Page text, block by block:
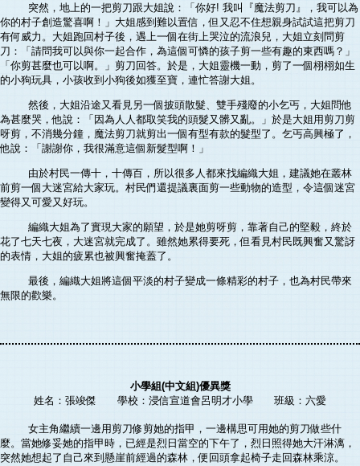
突然，地上的一把剪刀跟大姐說：「你好! 我叫『魔法剪刀』，我可以為
你的村子創造驚喜啊！」大姐感到難以置信，但又忍不住想親身試試這把剪刀
有何威力。大姐跑回村子後，遇上一個在街上哭泣的流浪兒，大姐立刻問剪
刀：「請問我可以與你一起合作，為這個可憐的孩子剪一些有趣的東西嗎？」
「你剪甚麼也可以啊。」剪刀回答。於是，大姐靈機一動，剪了一個栩栩如生
的小狗玩具，小孩收到小狗後如獲至寶，連忙答謝大姐。
然後，大姐沿途又看見另一個披頭散髮、雙手殘廢的小乞丐，大姐問他
為甚麼哭，他說：「因為人人都取笑我的頭髮又髒又亂。」於是大姐用剪刀剪
呀剪，不消幾分鐘，魔法剪刀就剪出一個有型有款的髮型了。乞丐高興極了，
他說：「謝謝你，我很滿意這個新髮型啊！」
由於村民一傳十，十傳百，所以很多人都來找編織大姐，建議她在叢林
前剪一個大迷宮給大家玩。村民們還提議裏面剪一些動物的造型，令這個迷宮
變得又可愛又好玩。
編織大姐為了實現大家的願望，於是她剪呀剪，靠著自己的堅毅，終於
花了七天七夜，大迷宮就完成了。雖然她累得要死，但看見村民既興奮又驚訝
的表情，大姐的疲累也被興奮掩蓋了。
最後，編織大姐將這個平淡的村子變成一條精彩的村子，也為村民帶來
無限的歡樂。
小學組(中文組)優異獎
姓名：張竣傑 學校：浸信宣道會呂明才小學 班級：六愛
女主角繼續一邊用剪刀修剪她的指甲，一邊構思可用她的剪刀做些什
麼。當她修妥她的指甲時，已經是烈日當空的下午了，烈日照得她大汗淋漓，
突然她想起了自己來到懸崖前經過的森林，便回頭拿起椅子走回森林乘涼。